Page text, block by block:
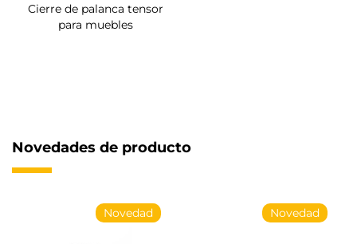
Cierre de palanca tensor
para muebles
Novedades de producto
Novedad Novedad